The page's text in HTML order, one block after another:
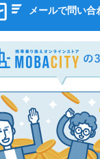
メールで問い合